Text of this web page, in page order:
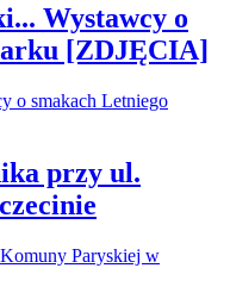
Wystawcy o
[ZDJĘCIA]
przy ul.